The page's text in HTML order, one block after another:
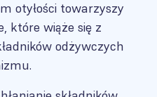
otyłości towarzyszy
które wiąże się z
odżywczych